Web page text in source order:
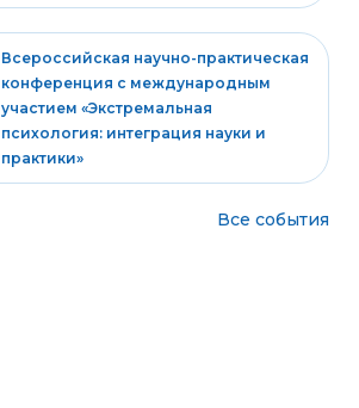
Всероссийская научно-практическая
конференция с международным
участием «Экстремальная
психология: интеграция науки и
практики»
Все события